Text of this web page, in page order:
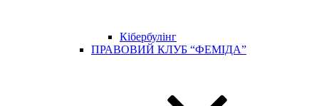
Кібербулінг
ПРАВОВИЙ КЛУБ “ФЕМІДА”